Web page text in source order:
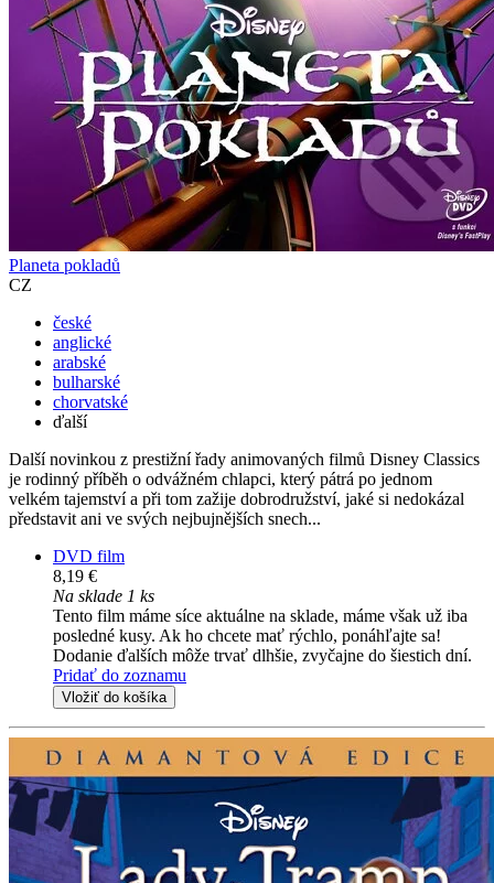
Planeta pokladů
CZ
české
anglické
arabské
bulharské
chorvatské
ďalší
Další novinkou z prestižní řady animovaných filmů Disney Classics
je rodinný příběh o odvážném chlapci, který pátrá po jednom
velkém tajemství a při tom zažije dobrodružství, jaké si nedokázal
představit ani ve svých nejbujnějších snech...
DVD film
8,19 €
Na sklade 1 ks
Tento film máme síce aktuálne na sklade, máme však už iba
posledné kusy. Ak ho chcete mať rýchlo, ponáhľajte sa!
Dodanie ďalších môže trvať dlhšie, zvyčajne do šiestich dní.
Pridať do zoznamu
Vložiť do košíka